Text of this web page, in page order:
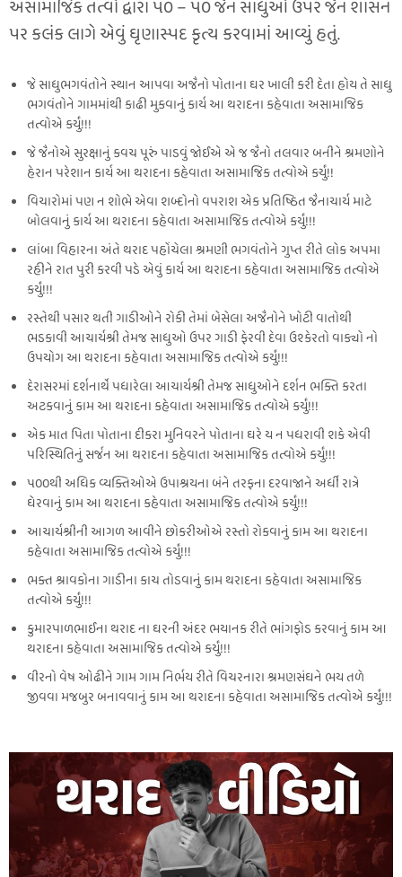
અસામાજિક તત્વો દ્વારા ૫૦ – ૫૦ જૈન સાધુઓ ઉપર જૈન શાસન
પર કલંક લાગે એવું ઘૃણાસ્પદ કૃત્ય કરવામાં આવ્યું હતું.
જે સાધુભગવંતોને સ્થાન આપવા અજૈનો પોતાના ઘર ખાલી કરી દેતા હોય તે સાધુ
ભગવંતોને ગામમાંથી કાઢી મુકવાનું કાર્ય આ થરાદના કહેવાતા અસામાજિક
તત્વોએ કર્યું!!!
જે જૈનોએ સુરક્ષાનું કવચ પૂરું પાડવું જોઈએ એ જ જૈનો તલવાર બનીને શ્રમણોને
હેરાન પરેશાન કાર્ય આ થરાદના કહેવાતા અસામાજિક તત્વોએ કર્યું!!
વિચારોમાં પણ ન શોભે એવા શબ્દોનો વપરાશ એક પ્રતિષ્ઠિત જૈનાચાર્ય માટે
બોલવાનું કાર્ય આ થરાદના કહેવાતા અસામાજિક તત્વોએ કર્યું!!!
લાંબા વિહારના અંતે થરાદ પહોંચેલા શ્રમણી ભગવંતોને ગુપ્ત રીતે લોક અપમા
રહીને રાત પુરી કરવી પડે એવું કાર્ય આ થરાદના કહેવાતા અસામાજિક તત્વોએ
કર્યું!!!
રસ્તેથી પસાર થતી ગાડીઓને રોકી તેમાં બેસેલા અજૈનોને ખોટી વાતોથી
ભડકાવી આચાર્યશ્રી તેમજ સાધુઓ ઉપર ગાડી ફેરવી દેવા ઉશ્કેરતો વાક્યો નો
ઉપયોગ આ થરાદના કહેવાતા અસામાજિક તત્વોએ કર્યું!!!
દેરાસરમાં દર્શનાર્થે પધારેલા આચાર્યશ્રી તેમજ સાધુઓને દર્શન ભક્તિ કરતા
અટકવાનું કામ આ થરાદના કહેવાતા અસામાજિક તત્વોએ કર્યું!!!
એક માત પિતા પોતાના દીકરા મુનિવરને પોતાના ઘરે ય ન પધરાવી શકે એવી
પરિસ્થિતિનું સર્જન આ થરાદના કહેવાતા અસામાજિક તત્વોએ કર્યું!!!
૫૦૦થી અધિક વ્યક્તિઓએ ઉપાશ્રયના બંને તરફના દરવાજાને અર્ધી રાત્રે
ઘેરવાનું કામ આ થરાદના કહેવાતા અસામાજિક તત્વોએ કર્યું!!!
આચાર્યશ્રીની આગળ આવીને છોકરીઓએ રસ્તો રોકવાનું કામ આ થરાદના
કહેવાતા અસામાજિક તત્વોએ કર્યું!!!
ભક્ત શ્રાવકોના ગાડીના કાચ તોડવાનું કામ થરાદના કહેવાતા અસામાજિક
તત્વોએ કર્યું!!!
કુમારપાળભાઈના થરાદ ના ઘરની અંદર ભયાનક રીતે ભાંગફોડ કરવાનું કામ આ
થરાદના કહેવાતા અસામાજિક તત્વોએ કર્યું!!!
વીરનો વેષ ઓઢીને ગામ ગામ નિર્ભય રીતે વિચરનારા શ્રમણસંઘને ભય તળે
જીવવા મજબુર બનાવવાનું કામ આ થરાદના કહેવાતા અસામાજિક તત્વોએ કર્યું!!!